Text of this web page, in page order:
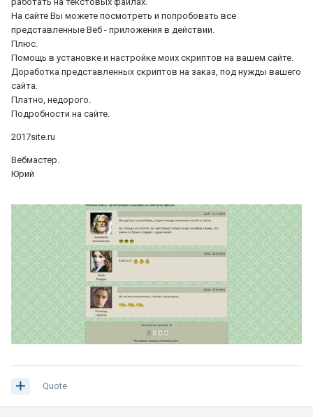
На сайте Вы можете посмотреть и попробовать все
представленные Веб - приложения в действии.
Плюс.
Помощь в установке и настройке моих скриптов на вашем сайте.
Доработка представленных скриптов на заказ, под нужды вашего
сайта.
Платно, недорого.
Подробности на сайте.
2017site.ru
Вебмастер.
Юрий
Quote